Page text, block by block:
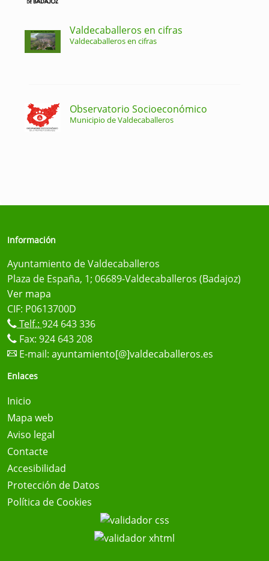
Valdecaballeros en cifras
Valdecaballeros en cifras
Observatorio Socioeconómico
Municipio de Valdecaballeros
Información
Ayuntamiento de Valdecaballeros
Plaza de España, 1; 06689-Valdecaballeros (Badajoz)
Ver mapa
CIF: P0613700D
Telf.: 924 643 336
Fax: 924 643 208
E-mail: ayuntamiento[@]valdecaballeros.es
Enlaces
Inicio
Mapa web
Aviso legal
Contacte
Accesibilidad
Protección de Datos
Política de Cookies